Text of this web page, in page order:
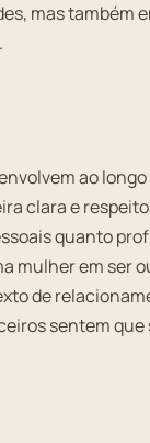
mas também
ao
clara e
quanto
mulher em ser
de
sentem